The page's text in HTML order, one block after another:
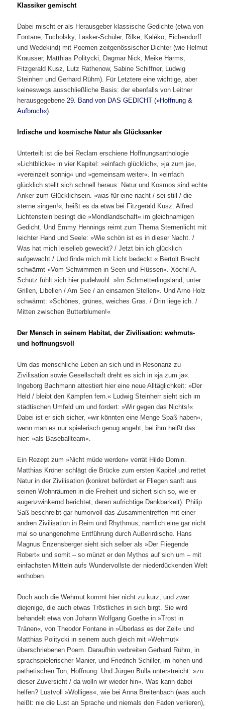
Klassiker gemischt
Dabei mischt er als Herausgeber klassische Gedichte (etwa von
Fontane, Tucholsky, Lasker-Schüler, Rilke, Kaléko, Eichendorff
und Wedekind) mit Poemen zeitgenössischer Dichter (wie Helmut
Krausser, Matthias Politycki, Dagmar Nick, Meike Harms,
Fitzgerald Kusz, Lutz Rathenow, Sabine Schiffner, Ludwig
Steinherr und Gerhard Rühm). Für Letztere eine wichtige, aber
keineswegs ausschließliche Basis: der ebenfalls von Leitner
herausgegebene 29. Band von DAS GEDICHT (»Hoffnung &
Aufbruch«)
Irdische und kosmische Natur als Glücksanker
Unterteilt ist die bei Reclam erschiene Hoffnungsanthologie
»Lichtblicke« in vier Kapitel: »einfach glücklich«, »ja zum ja«,
»vereinzelt sonnig« und »gemeinsam weiter«. In »einfach
glücklich stellt sich schnell heraus: Natur und Kosmos sind echte
Anker zum Glücklichsein. »was für eine nacht / sei still / die
sterne singen!«, heißt es da etwa bei Fitzgerald Kusz. Alfred
Lichtenstein besingt die »Mondlandschaft« im gleichnamigen
Gedicht. Und Emmy Hennings reimt zum Thema Sternenlicht mit
leichter Hand und Seele: »Wie schön ist es in dieser Nacht. /
Was hat mich leiselieb geweckt? / Jetzt bin ich glücklich
aufgewacht / Und finde mich mit Licht bedeckt.« Bertolt Brecht
schwärmt »Vom Schwimmen in Seen und Flüssen«. Xóchil A.
Schütz fühlt sich hier pudelwohl: »Im Schmetterlingsland, unter
Grillen, Libellen / Am See / an einsamen Stellen«. Und Arno Holz
schwärmt: »Schönes, grünes, weiches Gras. / Drin liege ich. /
Mitten zwischen Butterblumen!«
Der Mensch in seinem Habitat, der Zivilisation: wehmuts-
und hoffnungsvoll
Um das menschliche Leben an sich und in Resonanz zu
Zivilisation sowie Gesellschaft dreht es sich in »ja zum ja«.
Ingeborg Bachmann attestiert hier eine neue Alltäglichkeit: »Der
Held / bleibt den Kämpfen fern.« Ludwig Steinherr sieht sich im
städtischen Umfeld um und fordert: »Wir gegen das Nichts!«
Dabei ist er sich sicher, »wir könnten eine Menge Spaß haben«,
wenn man es nur spielerisch genug angeht, bei ihm heißt das
hier: »als Baseballteam«.
Ein Rezept zum »Nicht müde werden« verrät Hilde Domin.
Matthias Kröner schlägt die Brücke zum ersten Kapitel und rettet
Natur in der Zivilisation (konkret befördert er Fliegen sanft aus
seinen Wohnräumen in die Freiheit und sichert sich so, wie er
augenzwinkernd berichtet, deren aufrichtige Dankbarkeit). Philip
Saß beschreibt gar humorvoll das Zusammentreffen mit einer
andren Zivilisation in Reim und Rhythmus, nämlich eine gar nicht
mal so unangenehme Entführung durch Außerirdische. Hans
Magnus Enzensberger sieht sich selber als »Der Fliegende
Robert« und somit – so münzt er den Mythos auf sich um – mit
einfachsten Mitteln aufs Wundervollste der niederdückenden Welt
enthoben.
Doch auch die Wehmut kommt hier nicht zu kurz, und zwar
diejenige, die auch etwas Tröstliches in sich birgt. Sie wird
behandelt etwa von Johann Wolfgang Goethe in »Trost in
Tränen«, von Theodor Fontane in »Überlass es der Zeit« und
Matthias Politycki in seinem auch gleich mit »Wehmut«
überschriebenen Poem. Daraufhin verbreiten Gerhard Rühm, in
sprachspielerischer Manier, und Friedrich Schiller, im hohen und
pathetischen Ton, Hoffnung. Und Jürgen Bulla unterstreicht: »zu
dieser Zuversicht / da wolln wir wieder hin«. Was kann dabei
helfen? Lustvoll »Wolliges«, wie bei Anna Breitenbach (was auch
heißt: nie die Lust an Sprache und niemals den Faden verlieren),